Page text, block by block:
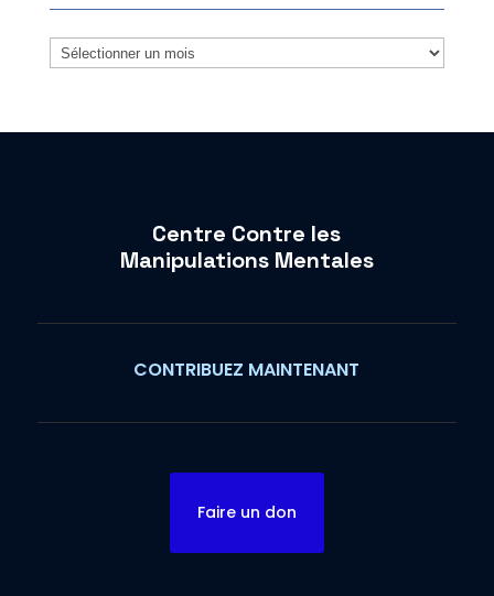
Archives
Centre Contre les
Manipulations Mentales
CONTRIBUEZ MAINTENANT
Faire un don